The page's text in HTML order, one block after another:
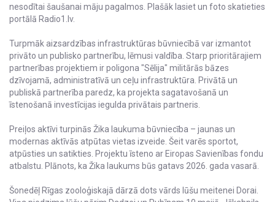
nesodītai šaušanai māju pagalmos. Plašāk lasiet un foto skatieties
portālā Radio1.lv.
Turpmāk aizsardzības infrastruktūras būvniecībā var izmantot
privāto un publisko partnerību, lēmusi valdība. Starp prioritārajiem
partnerības projektiem ir poligona "Sēlija" militārās bāzes
dzīvojamā, administratīvā un ceļu infrastruktūra. Privātā un
publiskā partnerība paredz, ka projekta sagatavošanā un
īstenošanā investīcijas iegulda privātais partneris.
Preiļos aktīvi turpinās Žika laukuma būvniecība – jaunas un
modernas aktīvās atpūtas vietas izveide. Šeit varēs sportot,
atpūsties un satikties. Projektu īsteno ar Eiropas Savienības fondu
atbalstu. Plānots, ka Žika laukums būs gatavs 2026. gada vasarā.
Šonedēļ Rīgas zooloģiskajā dārzā dots vārds lūšu meitenei Dorai.